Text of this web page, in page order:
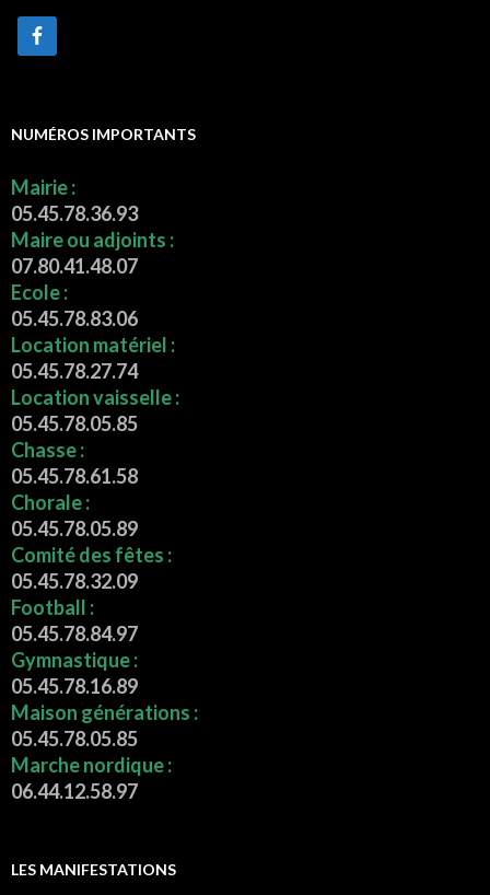
NUMÉROS IMPORTANTS
Mairie :
05.45.78.36.93
Maire ou adjoints :
07.80.41.48.07
Ecole :
05.45.78.83.06
Location matériel :
05.45.78.27.74
Location vaisselle :
05.45.78.05.85
Chasse :
05.45.78.61.58
Chorale :
05.45.78.05.89
Comité des fêtes :
05.45.78.32.09
Football :
05.45.78.84.97
Gymnastique :
05.45.78.16.89
Maison générations :
05.45.78.05.85
Marche nordique :
06.44.12.58.97
LES MANIFESTATIONS